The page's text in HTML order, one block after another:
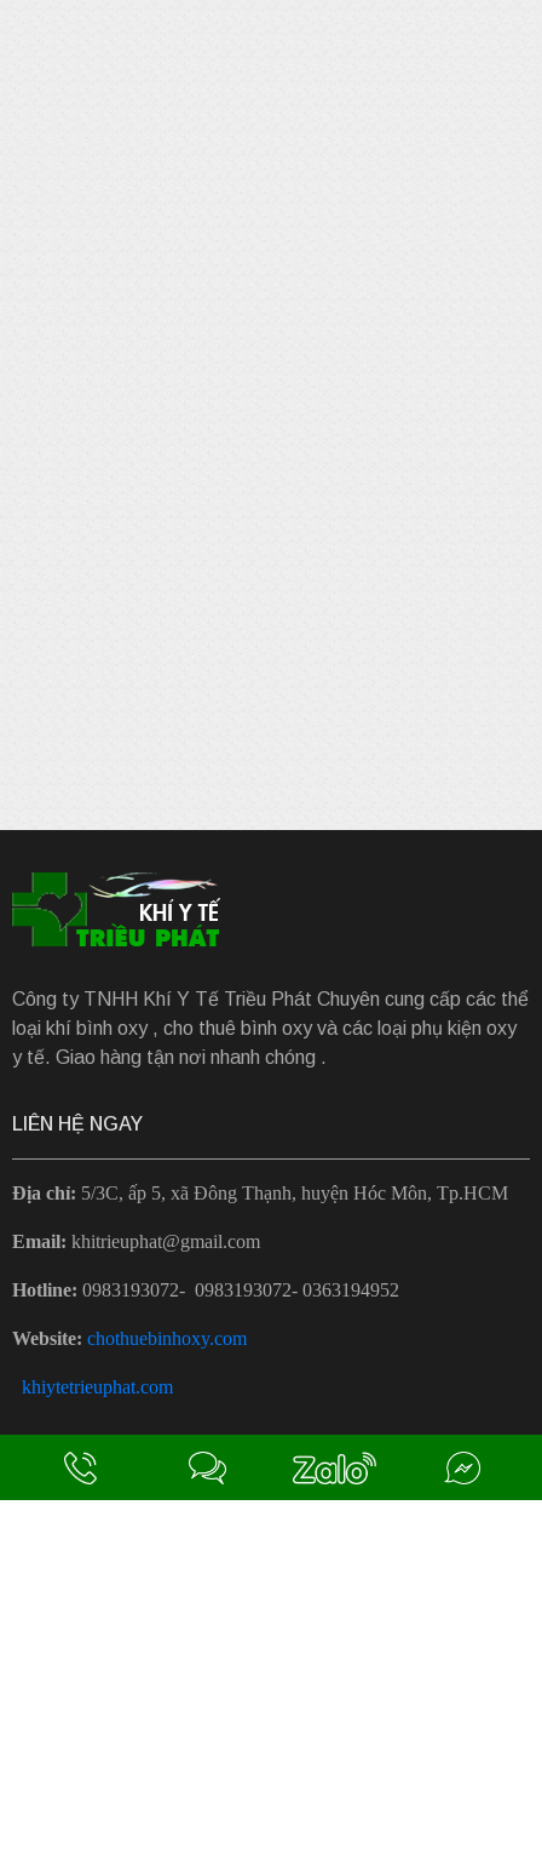
Công ty TNHH Khí Y Tế Triều Phát Chuyên cung cấp các thể
loại khí bình oxy , cho thuê bình oxy và các loại phụ kiện oxy
y tế. Giao hàng tận nơi nhanh chóng .
LIÊN HỆ NGAY
Địa chỉ: 5/3C, ấp 5, xã Đông Thạnh, huyện Hóc Môn, Tp.HCM
Email: khitrieuphat@gmail.com
Hotline: 0983193072- 0983193072- 0363194952
Website: chothuebinhoxy.com
khiytetrieuphat.com
ĐỪNG GỌI LÀM PHIỀN KHÁCH NHÉ,